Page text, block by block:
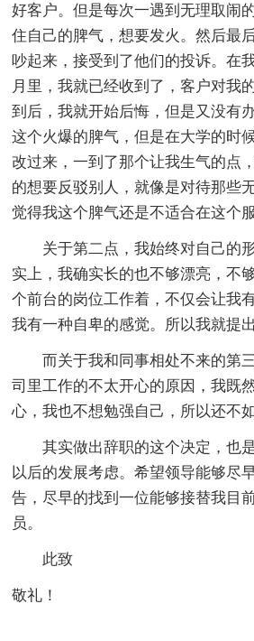
好客户。但是每次一遇到无理取闹
住自己的脾气，想要发火。然后最
吵起来，接受到了他们的投诉。在
月里，我就已经收到了，客户对我
到后，我就开始后悔，但是又没有
这个火爆的脾气，但是在大学的时
改过来，一到了那个让我生气的点
的想要反驳别人，就像是对待那些
觉得我这个脾气还是不适合在这个
关于第二点，我始终对自己的
实上，我确实长的也不够漂亮，不
个前台的岗位工作着，不仅会让我
我有一种自卑的感觉。所以我就提
而关于我和同事相处不来的第
司里工作的不太开心的原因，我既
心，我也不想勉强自己，所以还不
其实做出辞职的这个决定，也
以后的发展考虑。希望领导能够尽
告，尽早的找到一位能够接替我目
员。
此致
敬礼！